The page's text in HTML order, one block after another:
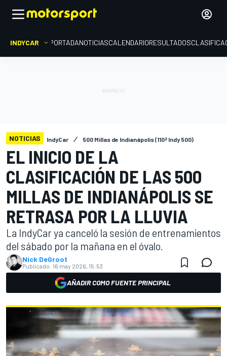
INDYCAR PORTADANOTICIASCALENDARIORESULTADOS
NOTICIAS IndyCar 500 Millas de Indianápolis (110ª Indy 500)
EL INICIO DE LA
CLASIFICACIÓN DE LAS 500
MILLAS DE INDIANÁPOLIS SE
RETRASA POR LA LLUVIA
La IndyCar ya canceló la sesión de entrenamientos
del sábado por la mañana en el óvalo.
Nick DeGroot
Publicado: 16 may 2026, 15:53
AÑADIR COMO FUENTE PRINCIPAL